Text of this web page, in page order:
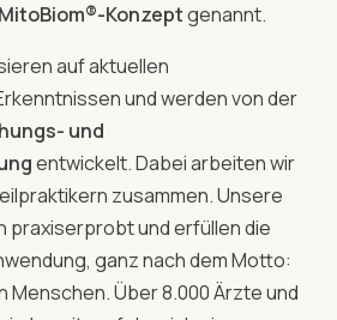
MitoBiom®-Konzeptgenannt.
auf aktuellen
und werden von der
und
entwickelt. Dabei arbeiten wir
zusammen. Unsere
praxiserprobt und erfüllen die
ganz nach dem Motto:
Menschen. Über 8.000 Ärzte und